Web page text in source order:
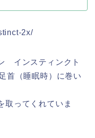
2x/
インスティンクト
首（睡眠時）に巻い
取ってくれていま